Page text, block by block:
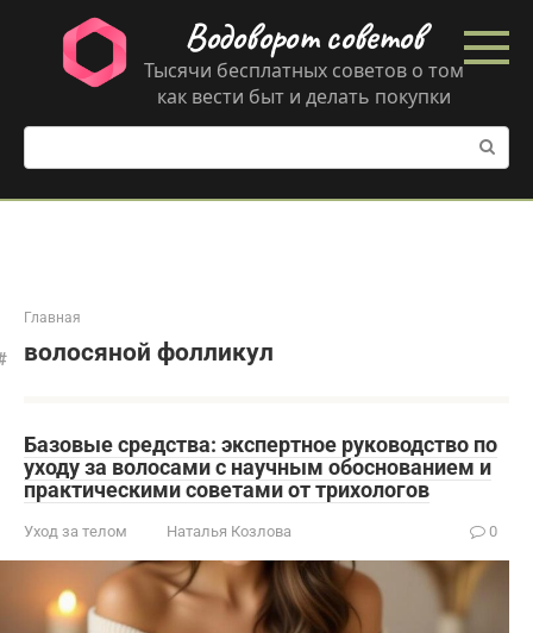
контенту
Водоворот советов
Тысячи бесплатных советов о том
как вести быт и делать покупки
Поиск:
Главная
волосяной фолликул
Базовые средства: экспертное руководство по
уходу за волосами с научным обоснованием и
практическими советами от трихологов
Уход за телом Наталья Козлова 0